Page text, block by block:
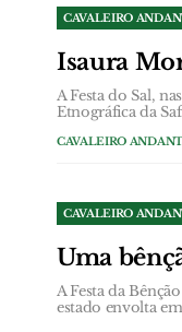
CAVALEIRO
Isaura
A Festa do Sal,
Etnográfica da
CAVALEIRO
CAVALEIRO
Uma
A Festa da
estado envolta